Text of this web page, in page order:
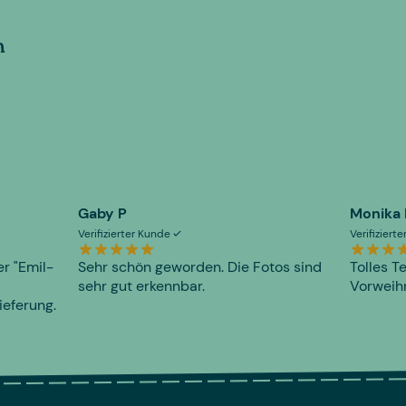
"Emil-
Gaby P
Verifizierter Kunde
Sehr schön geworden. Die Fotos sind
sehr gut erkennbar.
Monika
Tolles